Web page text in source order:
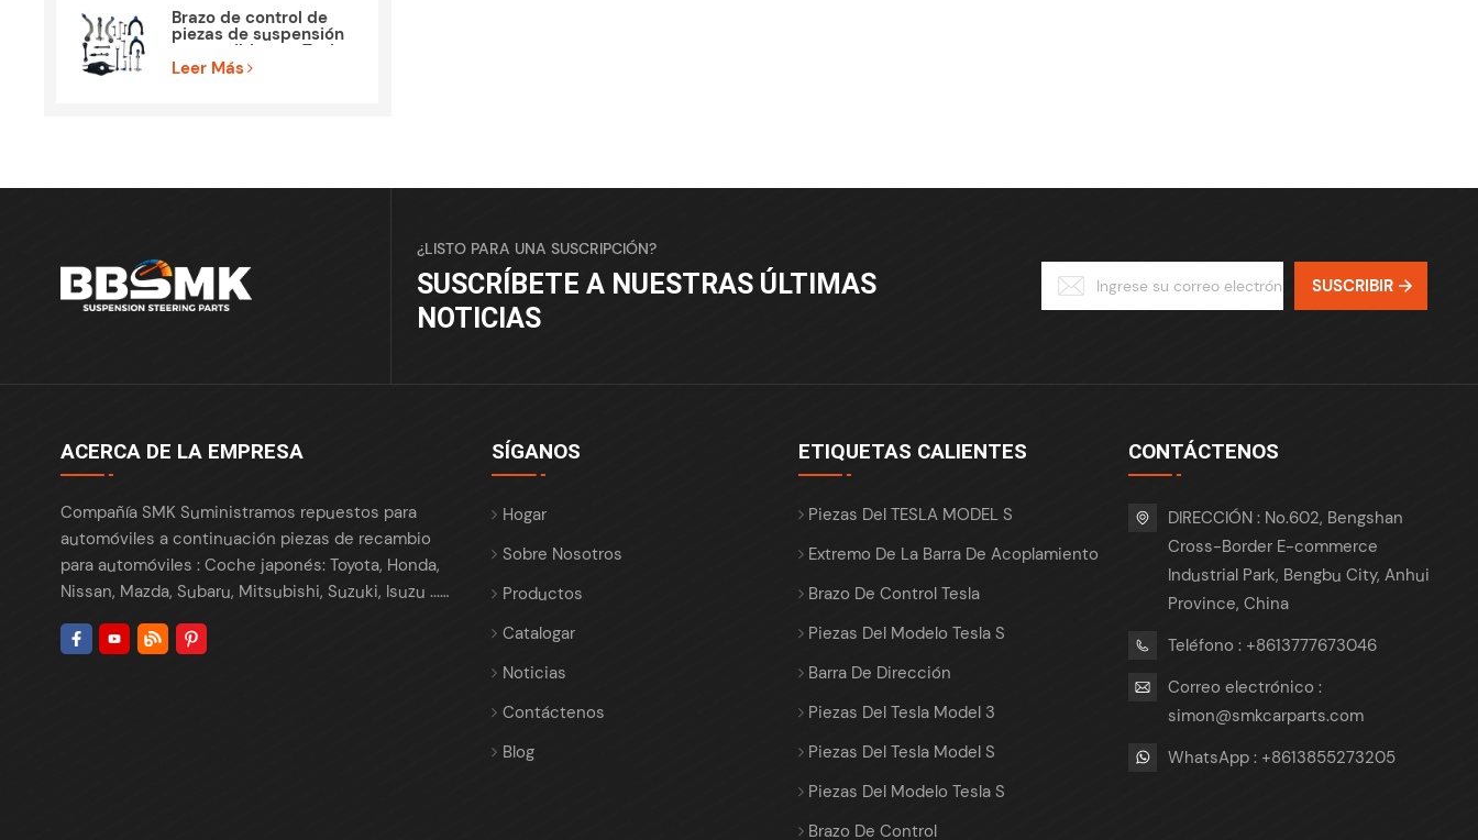
Brazo de control de
piezas de suspensión
compatible con Tesla
Model 3
Leer Más
¿LISTO PARA UNA SUSCRIPCIÓN?
SUSCRÍBETE A NUESTRAS ÚLTIMAS
NOTICIAS
SUSCRIBIR
ACERCA DE LA EMPRESA
Compañía SMK Suministramos repuestos para
automóviles a continuación piezas de recambio
para automóviles : Coche japonés: Toyota, Honda,
Nissan, Mazda, Subaru, Mitsubishi, Suzuki, Isuzu ...
Porsche, Maserati, Renault, Peugeot , Citroën, Fiat,
SÍGANOS
Hogar
Sobre Nosotros
Productos
Catalogar
Noticias
Contáctenos
Blog
ETIQUETAS CALIENTES
Piezas Del TESLA MODEL S
Extremo De La Barra De Acoplamiento
Brazo De Control Tesla
Piezas Del Modelo Tesla S
Barra De Dirección
Piezas Del Tesla Model 3
Piezas Del Tesla Model S
Piezas Del Modelo Tesla S
Brazo De Control
CONTÁCTENOS
DIRECCIÓN : No.602, Bengshan
Cross-Border E-commerce
Industrial Park, Bengbu City, Anhui
Province, China
Teléfono : +8613777673046
Correo electrónico :
simon@smkcarparts.com
WhatsApp : +8613855273205